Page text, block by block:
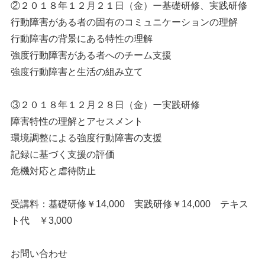
②２０１８年１２月２１日（金）ー基礎研修、実践研修
行動障害がある者の固有のコミュニケーションの理解
行動障害の背景にある特性の理解
強度行動障害がある者へのチーム支援
強度行動障害と生活の組み立て
③２０１８年１２月２８日（金）ー実践研修
障害特性の理解とアセスメント
環境調整による強度行動障害の支援
記録に基づく支援の評価
危機対応と虐待防止
受講料：基礎研修￥14,000 実践研修￥14,000 テキス
ト代 ￥3,000
お問い合わせ